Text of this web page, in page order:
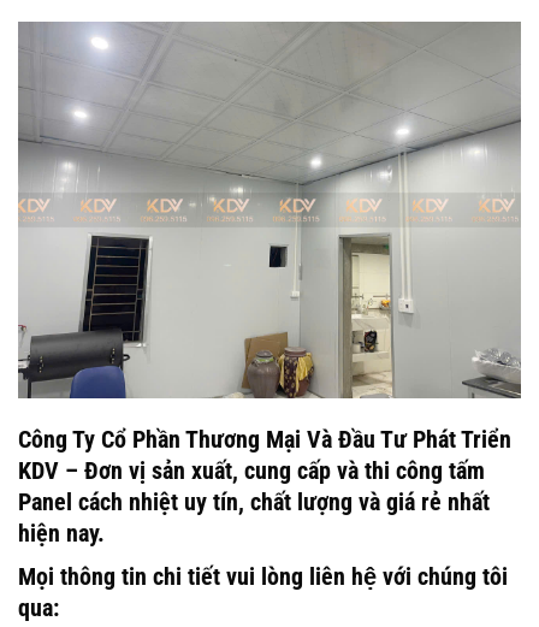
Công Ty Cổ Phần Thương Mại Và Đầu Tư Phát Triển
KDV – Đơn vị sản xuất, cung cấp và thi công tấm
Panel cách nhiệt uy tín, chất lượng và giá rẻ nhất
hiện nay.
Mọi thông tin chi tiết vui lòng liên hệ với chúng tôi
qua: